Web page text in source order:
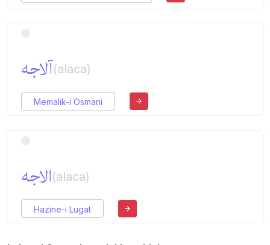
آلاجه(alaca)
Memalik-i Osmani
الاجه(alaca)
Hazine-i Lugat